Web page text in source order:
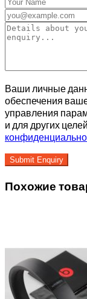
Ваши личные
обеспечения
управления
и для других
Похожие